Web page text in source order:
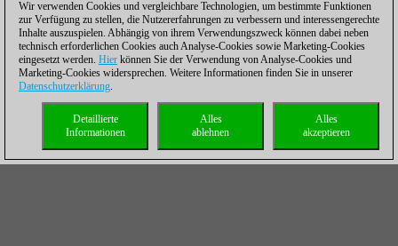
Wir verwenden Cookies und vergleichbare Technologien, um bestimmte Funktionen
zur Verfügung zu stellen, die Nutzererfahrungen zu verbessern und interessengerechte
Inhalte auszuspielen. Abhängig von ihrem Verwendungszweck können dabei neben
technisch erforderlichen Cookies auch Analyse-Cookies sowie Marketing-Cookies
eingesetzt werden. Hier können Sie der Verwendung von Analyse-Cookies und
Marketing-Cookies widersprechen. Weitere Informationen finden Sie in unserer
Datenschutzerklärung.
Alles
akzeptieren
Alles
ablehnen
Detaillierte
Informationen